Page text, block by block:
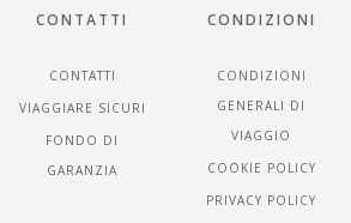
CONTATTI
CONTATTI
VIAGGIARE SICURI
FONDO DI
GARANZIA
CONDIZIONI
CONDIZIONI
GENERALI DI
VIAGGIO
COOKIE POLICY
PRIVACY POLICY